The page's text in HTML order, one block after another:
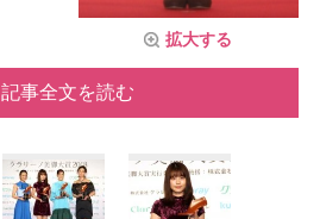
拡大する
記事全文を読む